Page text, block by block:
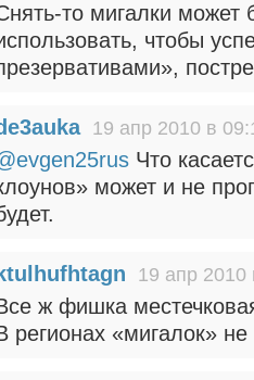
то мигалки может
чтобы
19 апр 2010 в
Что
может и не
ktulhufhtagn 19 апр 2010
ж фишка
регионах «мигалок» не